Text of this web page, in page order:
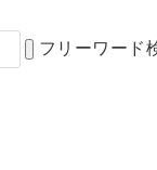
フリーワード